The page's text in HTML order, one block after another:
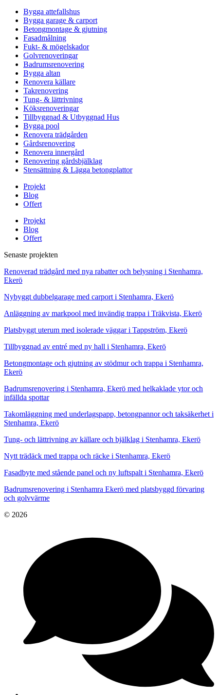
Bygga attefallshus
Bygga garage & carport
Betongmontage & gjutning
Fasadmålning
Fukt- & mögelskador
Golvrenoveringar
Badrumsrenovering
Bygga altan
Renovera källare
Takrenovering
Tung- & lättrivning
Köksrenoveringar
Tillbyggnad & Utbyggnad Hus
Bygga pool
Renovera trädgården
Gårdsrenovering
Renovera innergård
Renovering gårdsbjälklag
Stensättning & Lägga betongplattor
Projekt
Blog
Offert
Projekt
Blog
Offert
Senaste projekten
Renoverad trädgård med nya rabatter och belysning i Stenhamra,
Ekerö
Nybyggt dubbelgarage med carport i Stenhamra, Ekerö
Anläggning av markpool med invändig trappa i Träkvista, Ekerö
Platsbyggt uterum med isolerade väggar i Tappström, Ekerö
Tillbyggnad av entré med ny hall i Stenhamra, Ekerö
Betongmontage och gjutning av stödmur och trappa i Stenhamra,
Ekerö
Badrumsrenovering i Stenhamra, Ekerö med helkaklade ytor och
infällda spottar
Takomläggning med underlagspapp, betongpannor och taksäkerhet i
Stenhamra, Ekerö
Tung- och lättrivning av källare och bjälklag i Stenhamra, Ekerö
Nytt trädäck med trappa och räcke i Stenhamra, Ekerö
Fasadbyte med stående panel och ny luftspalt i Stenhamra, Ekerö
Badrumsrenovering i Stenhamra Ekerö med platsbyggd förvaring
och golvvärme
© 2026